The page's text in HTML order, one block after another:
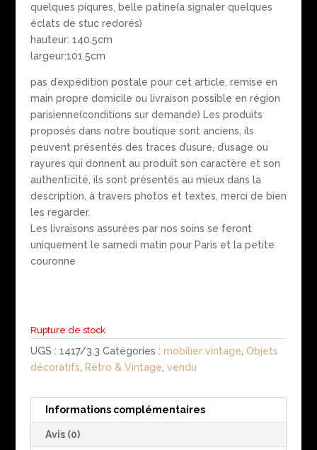
quelques piqures, belle patine(a signaler quelques
éclats de stuc redorés)
hauteur: 140.5cm
largeur:101.5cm
pas d’expédition postale pour cet article, remise en
main propre domicile ou livraison possible en région
parisienne(conditions sur demande) Les produits
proposés dans notre boutique sont anciens, ils
peuvent présentés des traces d’usure, d’usage ou
rayures qui donnent au produit son caractère et son
authenticité, ils sont présentés au mieux dans la
description, à travers photos et textes, merci de bien
les regarder.
Les livraisons assurées par nos soins se feront
uniquement le samedi matin pour Paris et la petite
couronne
Rupture de stock
UGS : 1417/3.3 Catégories : mobilier vintage Objets
décoratifs
Rétro & Vintage vendu
Informations complémentaires
Avis (0)